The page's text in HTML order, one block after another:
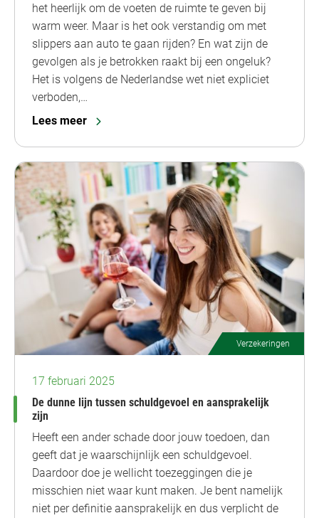
het heerlijk om de voeten de ruimte te geven bij
warm weer. Maar is het ook verstandig om met
slippers aan auto te gaan rijden? En wat zijn de
gevolgen als je betrokken raakt bij een ongeluk?
Het is volgens de Nederlandse wet niet expliciet
verboden,…
Lees meer
Verzekeringen
17 februari 2025
De dunne lijn tussen schuldgevoel en aansprakelijk
zijn
Heeft een ander schade door jouw toedoen, dan
geeft dat je waarschijnlijk een schuldgevoel.
Daardoor doe je wellicht toezeggingen die je
misschien niet waar kunt maken. Je bent namelijk
niet per definitie aansprakelijk en dus verplicht de